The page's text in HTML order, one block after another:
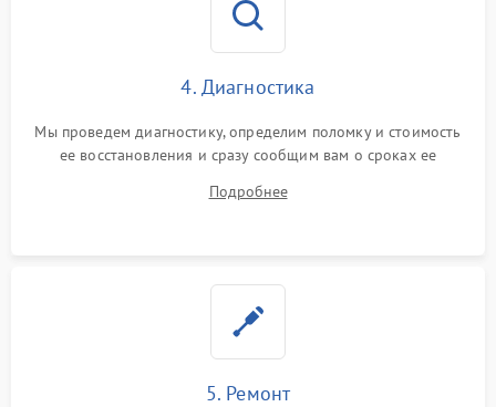
4. Диагностика
Мы проведем диагностику, определим поломку и стоимость
ее восстановления и сразу сообщим вам о сроках ее
Подробнее
5. Ремонт